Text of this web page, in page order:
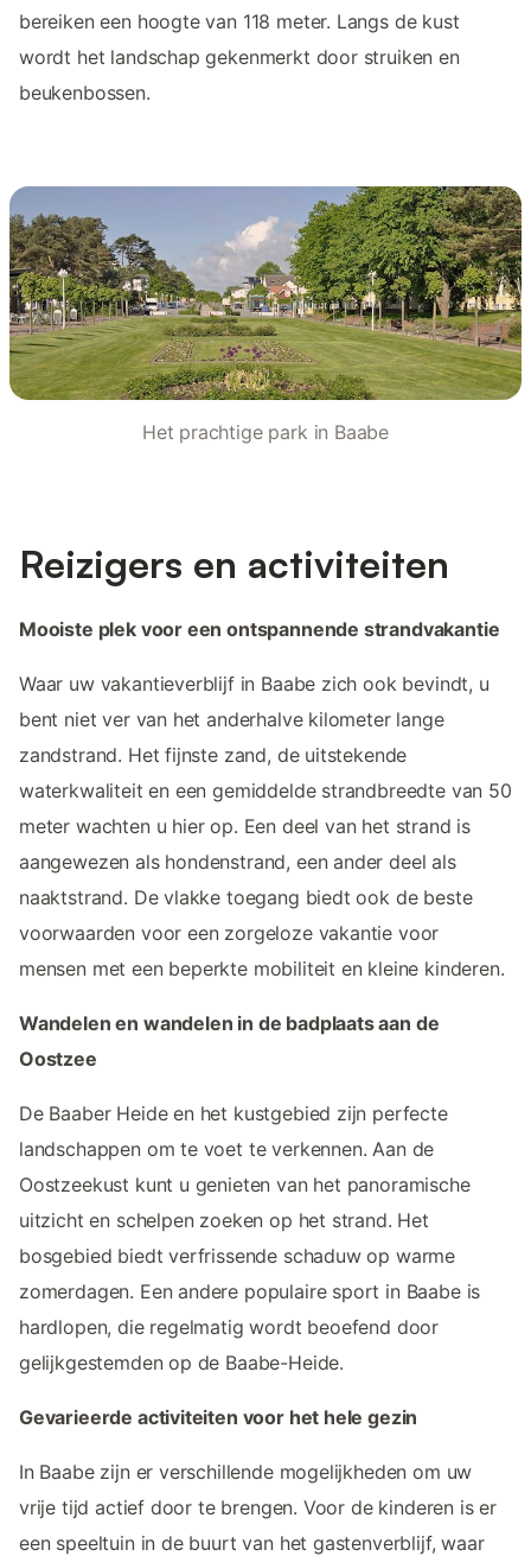
bereiken een hoogte van 118 meter. Langs de kust
wordt het landschap gekenmerkt door struiken en
beukenbossen.
Het prachtige park in Baabe
Reizigers en activiteiten
Mooiste plek voor een ontspannende strandvakantie
Waar uw vakantieverblijf in Baabe zich ook bevindt, u
bent niet ver van het anderhalve kilometer lange
zandstrand. Het fijnste zand, de uitstekende
waterkwaliteit en een gemiddelde strandbreedte van 50
meter wachten u hier op. Een deel van het strand is
aangewezen als hondenstrand, een ander deel als
naaktstrand. De vlakke toegang biedt ook de beste
voorwaarden voor een zorgeloze vakantie voor
mensen met een beperkte mobiliteit en kleine kinderen.
Wandelen en wandelen in de badplaats aan de
Oostzee
De Baaber Heide en het kustgebied zijn perfecte
landschappen om te voet te verkennen. Aan de
Oostzeekust kunt u genieten van het panoramische
uitzicht en schelpen zoeken op het strand. Het
bosgebied biedt verfrissende schaduw op warme
zomerdagen. Een andere populaire sport in Baabe is
hardlopen, die regelmatig wordt beoefend door
gelijkgestemden op de Baabe-Heide.
Gevarieerde activiteiten voor het hele gezin
In Baabe zijn er verschillende mogelijkheden om uw
vrije tijd actief door te brengen. Voor de kinderen is er
een speeltuin in de buurt van het gastenverblijf, waar